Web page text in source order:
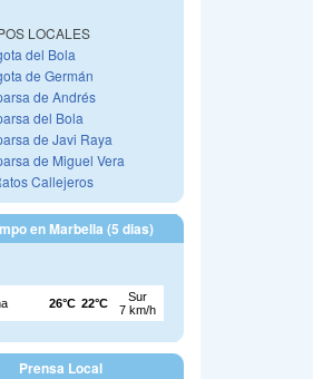
LOCALES
del Bola
de Germán
de Andrés
del Bola
de Javi Raya
de Miguel Vera
Callejeros
en Marbella (5 dias)
Prensa Local